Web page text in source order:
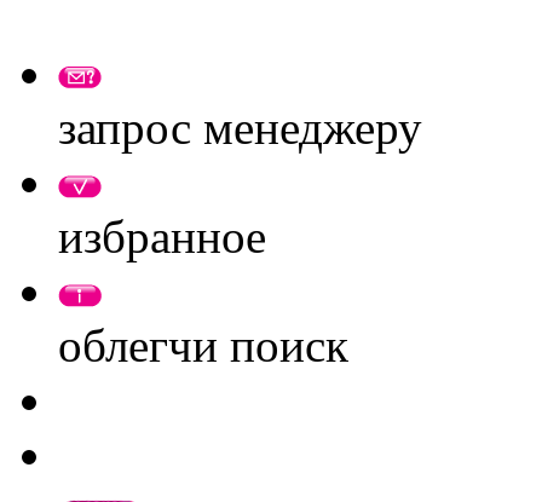
запрос менеджеру
избранное
облегчи поиск